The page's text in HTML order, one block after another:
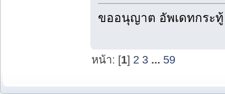
ขออนุญาต อัพเดทกระทู้
หน้า: [1] 2 3 ... 59